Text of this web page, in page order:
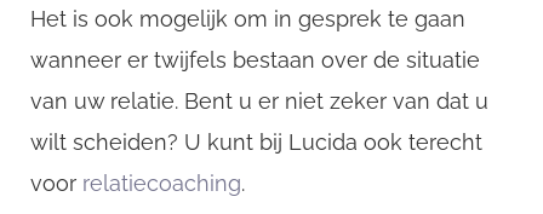
Het is ook mogelijk om in gesprek te gaan
wanneer er twijfels bestaan over de situatie
van uw relatie. Bent u er niet zeker van dat u
wilt scheiden? U kunt bij Lucida ook terecht
voor relatiecoaching.